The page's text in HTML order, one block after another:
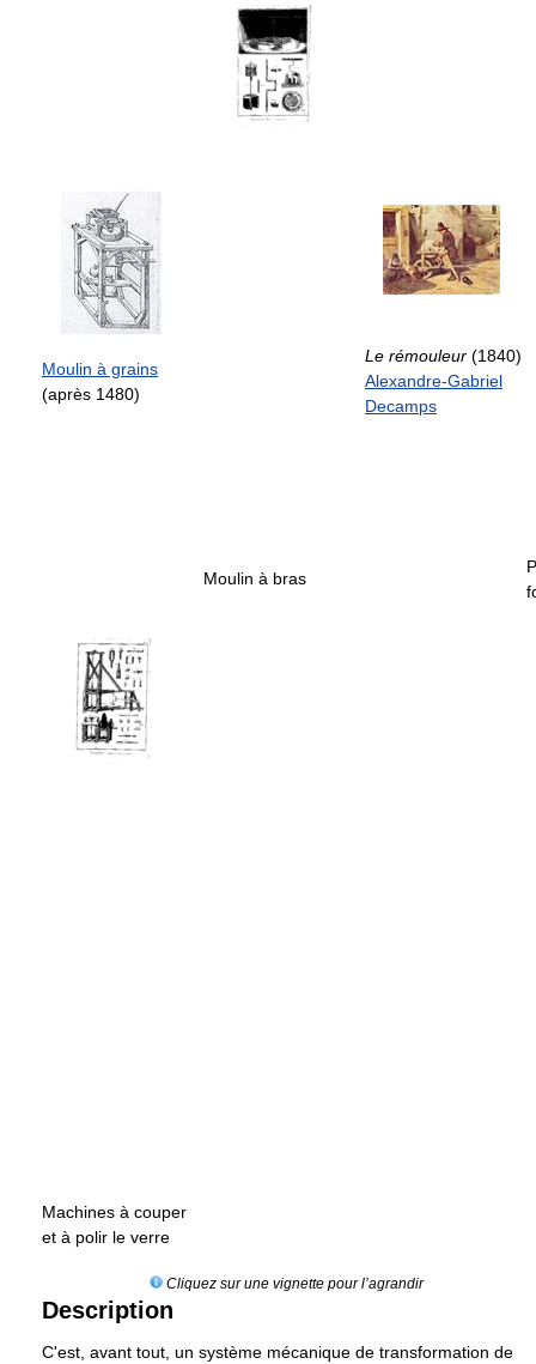
Moulin à grains
(après 1480)
Moulin à bras
Le rémouleur (1840)
Alexandre-Gabriel
Decamps
Machines à couper
et à polir le verre
Cliquez sur une vignette pour l’agrandir
Description
C'est, avant tout, un système mécanique de transformation de